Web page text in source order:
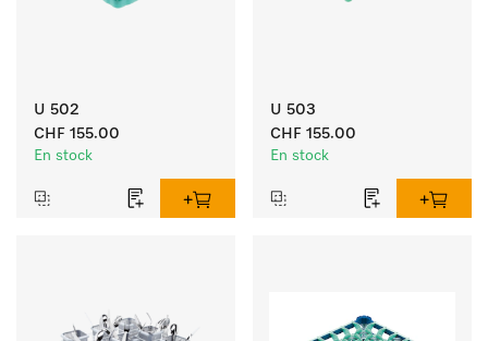
U 502
CHF 155.00
En stock
U 503
CHF 155.00
En stock